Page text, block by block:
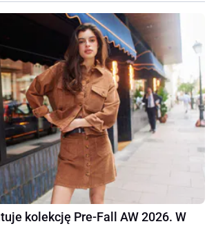
kolekcję Pre-Fall AW 2026. W